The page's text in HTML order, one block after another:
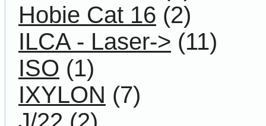
Hobie Cat 16 (2)
ILCA - Laser-> (11)
ISO (1)
IXYLON (7)